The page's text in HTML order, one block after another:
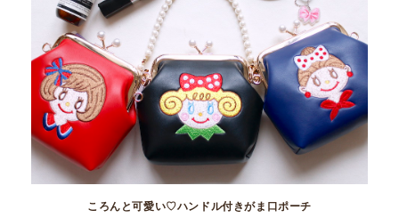
ころんと可愛い♡ハンドル付きがま口ポーチ